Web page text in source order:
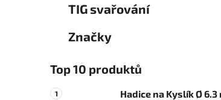
TIG svařování
Značky
Top 10 produktů
Hadice na Kyslík Ø 6.3